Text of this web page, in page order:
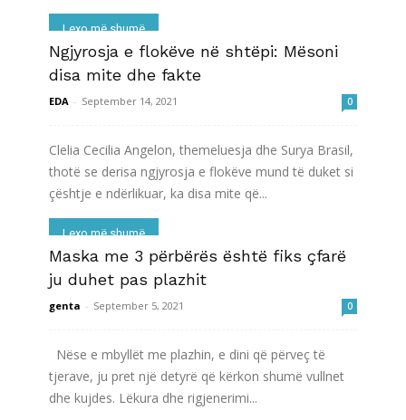
Lexo më shumë
Ngjyrosja e flokëve në shtëpi: Mësoni
disa mite dhe fakte
EDA - September 14, 2021 0
Clelia Cecilia Angelon, themeluesja dhe Surya Brasil,
thotë se derisa ngjyrosja e flokëve mund të duket si
çështje e ndërlikuar, ka disa mite që...
Lexo më shumë
Maska me 3 përbërës është fiks çfarë
ju duhet pas plazhit
genta - September 5, 2021 0
Nëse e mbyllët me plazhin, e dini që përveç të
tjerave, ju pret një detyrë që kërkon shumë vullnet
dhe kujdes. Lëkura dhe rigjenerimi...